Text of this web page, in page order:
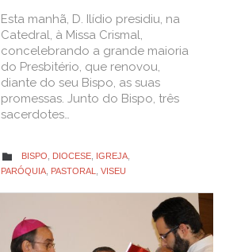
Esta manhã, D. Ilídio presidiu, na
Catedral, à Missa Crismal,
concelebrando a grande maioria
do Presbitério, que renovou,
diante do seu Bispo, as suas
promessas. Junto do Bispo, três
sacerdotes…
 CATEGORY
BISPO DIOCESE IGREJA
PARÓQUIA PASTORAL VISEU